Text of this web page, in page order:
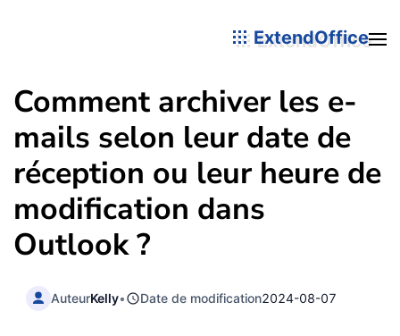
ExtendOffice
Comment archiver les e-
mails selon leur date de
réception ou leur heure de
modification dans
Outlook ?
AuteurKelly• Date de modification2024-08-07